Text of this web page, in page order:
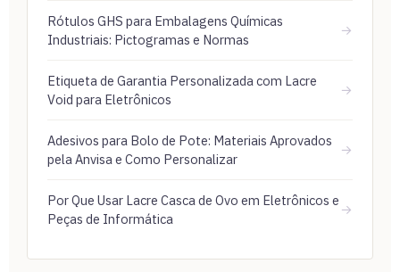
Rótulos GHS para Embalagens Químicas
Industriais: Pictogramas e Normas
→
Etiqueta de Garantia Personalizada com Lacre
Void para Eletrônicos
→
Adesivos para Bolo de Pote: Materiais Aprovados
pela Anvisa e Como Personalizar
→
Por Que Usar Lacre Casca de Ovo em Eletrônicos e
Peças de Informática
→